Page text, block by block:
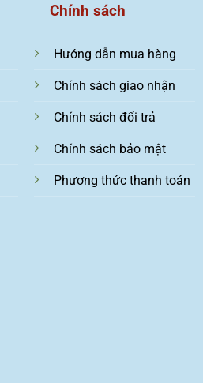
Chính sách
Hướng dẫn mua hàng
Chính sách giao nhận
Chính sách đổi trả
Chính sách bảo mật
Phương thức thanh toán